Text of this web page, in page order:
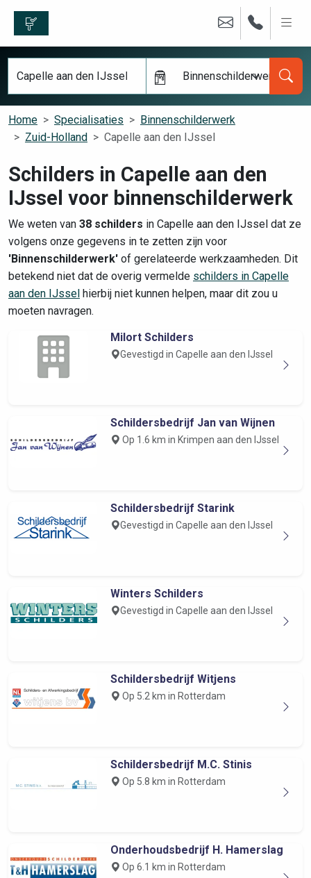
Binnenschilderwerk
Home Specialisaties
Binnenschilderwerk
Zuid-Holland
Capelle aan den IJssel
Schilders in Capelle aan den
IJssel voor binnenschilderwerk
We weten van 38 schilders in Capelle aan den IJssel dat ze
volgens onze gegevens in te zetten zijn voor
'Binnenschilderwerk' of gerelateerde werkzaamheden. Dit
betekend niet dat de overig vermelde schilders in Capelle
aan den IJssel hierbij niet kunnen helpen, maar dit zou u
moeten navragen.
Milort Schilders
Gevestigd in Capelle aan den IJssel
Schildersbedrijf Jan van Wijnen
Op 1.6 km in Krimpen aan den IJssel
Schildersbedrijf Starink
Gevestigd in Capelle aan den IJssel
Winters Schilders
Gevestigd in Capelle aan den IJssel
Schildersbedrijf Witjens
Op 5.2 km in Rotterdam
Schildersbedrijf M.C. Stinis
Op 5.8 km in Rotterdam
Onderhoudsbedrijf H. Hamerslag
Op 6.1 km in Rotterdam